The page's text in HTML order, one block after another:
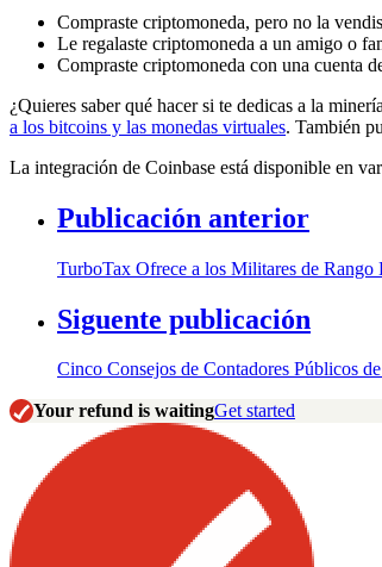
Compraste criptomoneda, pero no la
Le regalaste criptomoneda a un amigo o
Compraste criptomoneda con una cuenta
¿Quieres saber qué hacer si te dedicas a la
a los bitcoins y las monedas virtuales. También
La integración de Coinbase está disponible en
Publicación anterior
TurboTax Ofrece a los Militares de
Siguente publicación
Cinco Consejos de Contadores Públicos
Your refund is waitingGet started